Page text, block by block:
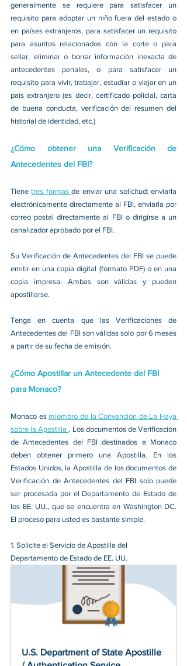
generalmente se requiere para satisfacer un
requisito para adoptar un niño fuera del estado o
en países extranjeros, para satisfacer un requisito
para asuntos relacionados con la corte o para
sellar, eliminar o borrar información inexacta de
antecedentes penales, o para satisfacer un
requisito para vivir, trabajar, estudiar o viajar en un
país extranjero (es decir, certificado policial, carta
de buena conducta, verificación del resumen del
historial de identidad, etc.)
¿Cómo obtener una Verificación de
Antecedentes del FBI?
Tiene tres formas de enviar una solicitud: enviarla
electrónicamente directamente al FBI, enviarla por
correo postal directamente al FBI o dirigirse a un
canalizador aprobado por el FBI.
Su Verificación de Antecedentes del FBI se puede
emitir en una copia digital (formato PDF) o en una
copia impresa. Ambas son válidas y pueden
apostillarse.
Tenga en cuenta que las Verificaciones de
Antecedentes del FBI son válidas solo por 6 meses
a partir de su fecha de emisión.
¿Cómo Apostillar un Antecedente del FBI
para Monaco?
Monaco es miembro de la Convención de La Haya
sobre la Apostilla . Los documentos de Verificación
de Antecedentes del FBI destinados a Monaco
deben obtener primero una Apostilla. En los
Estados Unidos, la Apostilla de los documentos de
Verificación de Antecedentes del FBI solo puede
ser procesada por el Departamento de Estado de
los EE. UU., que se encuentra en Washington DC.
El proceso para usted es bastante simple.
1. Solicite el Servicio de Apostilla del
Departamento de Estado de EE. UU.
U.S. Department of State Apostille